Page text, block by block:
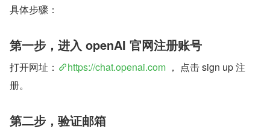
具体步骤：
第一步，进入 openAI 官网注册账号
打开网址： https://chat.openai.com ， 点击 sign up 注
册。
第二步，验证邮箱